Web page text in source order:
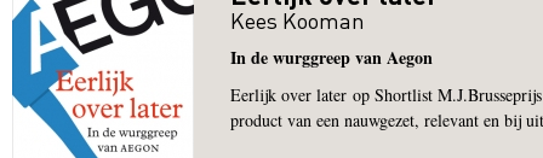
Kees Kooman
In de wurggreep van Aegon
Eerlijk over later op Shortlist
product van een nauwgezet, relevant en bij